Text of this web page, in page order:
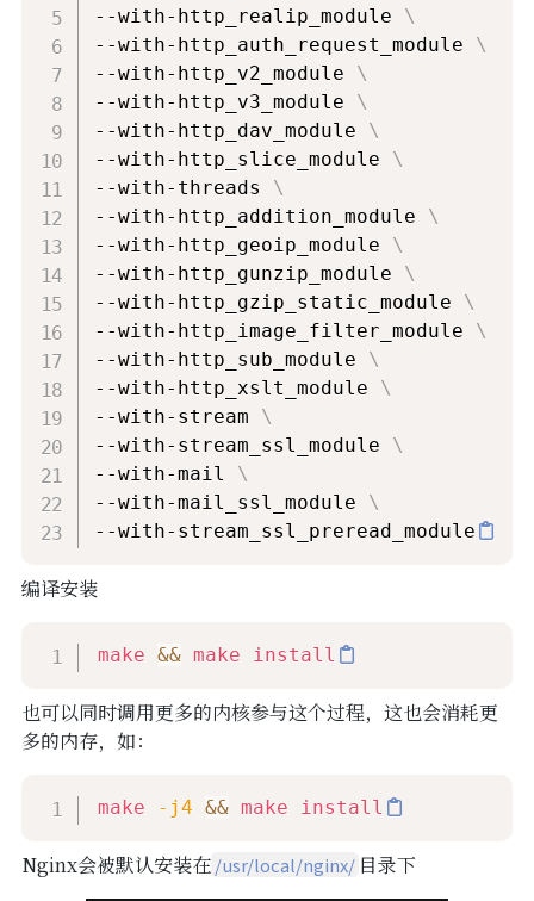
--with-http_realip_module \
--with-http_auth_request_module \
--with-http_v2_module \
--with-http_v3_module \
--with-http_dav_module \
--with-http_slice_module \
--with-threads \
--with-http_addition_module \
--with-http_geoip_module \
--with-http_gunzip_module \
--with-http_gzip_static_module \
--with-http_image_filter_module \
--with-http_sub_module \
--with-http_xslt_module \
--with-stream \
--with-stream_ssl_module \
--with-mail \
--with-mail_ssl_module \
--with-stream_ssl_preread_module
编译安装
make && make install
也可以同时调用更多的内核参与这个过程，这也会消耗更
多的内存，如：
make -j4 && make install
Nginx会被默认安装在/usr/local/nginx/ 目录下